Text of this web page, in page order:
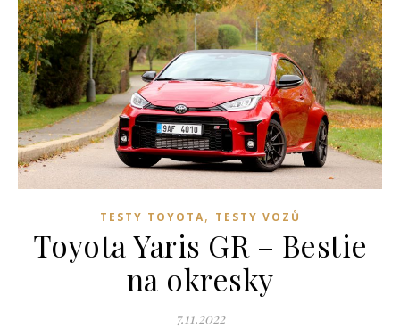
TESTY TOYOTA, TESTY VOZŮ
Toyota Yaris GR – Bestie
na okresky
7.11.2022